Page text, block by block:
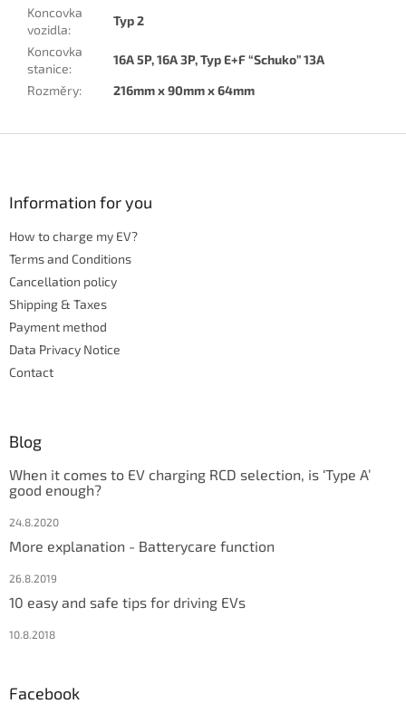
Koncovka
vozidla:
Typ 2
Koncovka
stanice:
16A 5P, 16A 3P, Typ E+F “Schuko” 13A
Rozměry: 216mm x 90mm x 64mm
Information for you
How to charge my EV?
Terms and Conditions
Cancellation policy
Shipping & Taxes
Payment method
Data Privacy Notice
Contact
Blog
When it comes to EV charging RCD selection, is ‘Type A’
good enough?
24.8.2020
More explanation - Batterycare function
26.8.2019
10 easy and safe tips for driving EVs
10.8.2018
Facebook